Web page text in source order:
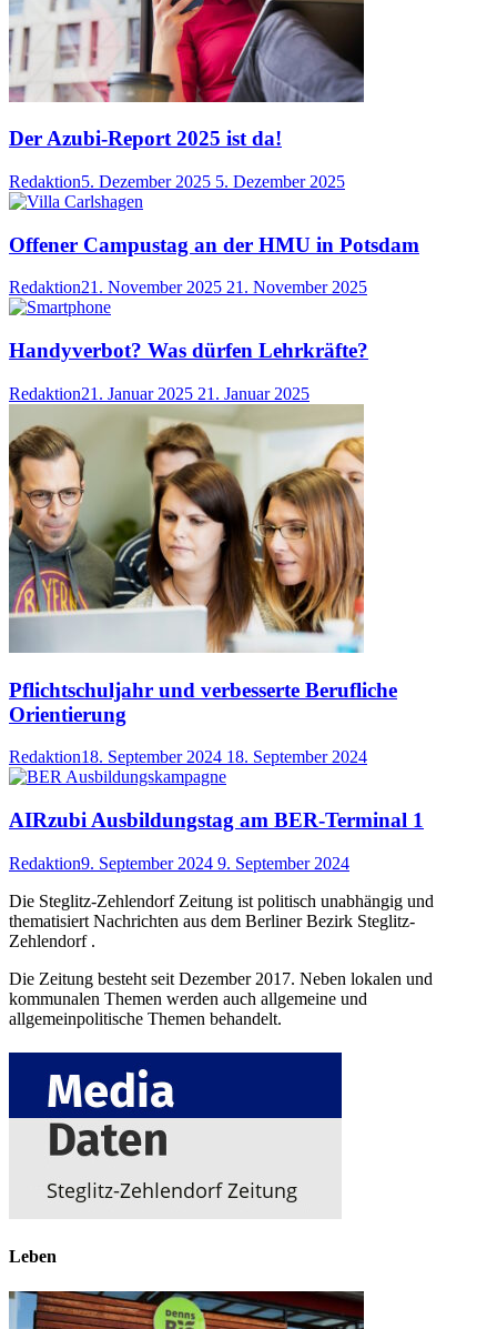
Der Azubi-Report 2025 ist da!
Redaktion5. Dezember 2025 5. Dezember 2025
Offener Campustag an der HMU in Potsdam
Redaktion21. November 2025 21. November 2025
Handyverbot? Was dürfen Lehrkräfte?
Redaktion21. Januar 2025 21. Januar 2025
Pflichtschuljahr und verbesserte Berufliche
Orientierung
Redaktion18. September 2024 18. September 2024
AIRzubi Ausbildungstag am BER-Terminal 1
Redaktion9. September 2024 9. September 2024
Die Steglitz-Zehlendorf Zeitung ist politisch unabhängig und
thematisiert Nachrichten aus dem Berliner Bezirk Steglitz-
Zehlendorf .
Die Zeitung besteht seit Dezember 2017. Neben lokalen und
kommunalen Themen werden auch allgemeine und
allgemeinpolitische Themen behandelt.
Leben